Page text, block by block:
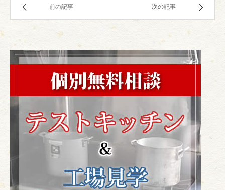
前の記事 次の記事